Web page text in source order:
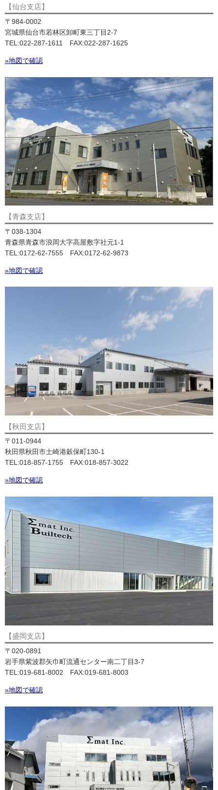
【仙台支店】
〒984-0002
宮城県仙台市若林区卸町東三丁目2-7
TEL:022-287-1611 FAX:022-287-1625
»地図で確認
【青森支店】
〒038-1304
青森県青森市浪岡大字高屋敷字社元1-1
TEL:0172-62-7555 FAX:0172-62-9873
»地図で確認
【秋田支店】
〒011-0944
秋田県秋田市土崎港穀保町130-1
TEL:018-857-1755 FAX:018-857-3022
»地図で確認
【盛岡支店】
〒020-0891
岩手県紫波郡矢巾町流通センター南二丁目3-7
TEL:019-681-8002 FAX:019-681-8003
»地図で確認